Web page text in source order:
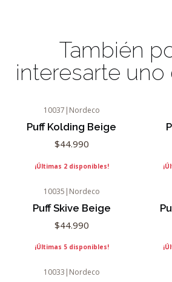
También
interesarte uno
10037 | Nordeco
Puff Kolding Beige
$44.990
¡Últimas 2 disponibles!
10035 | Nordeco
Puff Skive Beige
$44.990
¡Últimas 5 disponibles!
10033 | Nordeco